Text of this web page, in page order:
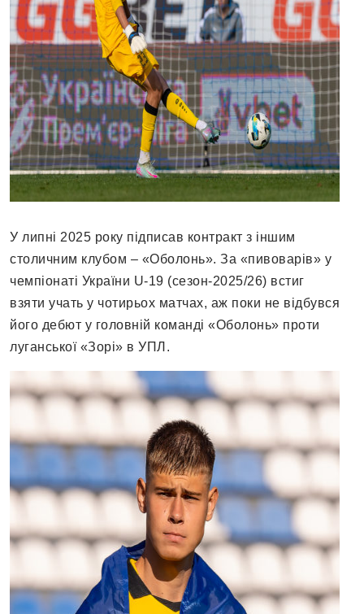
У липні 2025 року підписав контракт з іншим
столичним клубом – «Оболонь». За «пивоварів» у
чемпіонаті України U-19 (сезон-2025/26) встиг
взяти учать у чотирьох матчах, аж поки не відбувся
його дебют у головній команді «Оболонь» проти
луганської «Зорі» в УПЛ.